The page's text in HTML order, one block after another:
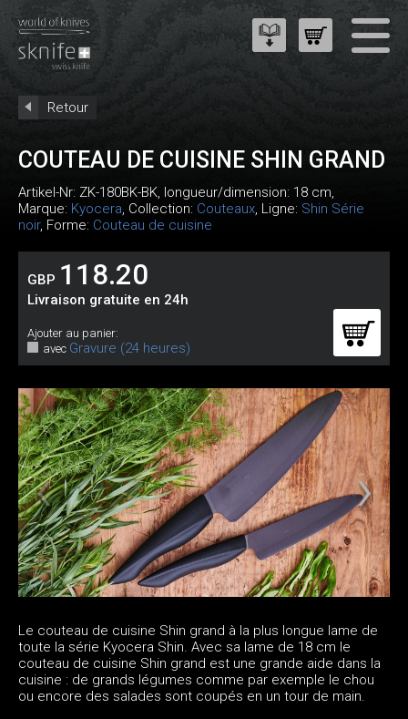
Retour
COUTEAU DE CUISINE SHIN GRAND
Artikel-Nr: ZK-180BK-BK, longueur/dimension: 18 cm,
Marque: Kyocera, Collection: Couteaux, Ligne: Shin Série
noir, Forme: Couteau de cuisine
GBP 118.20
Livraison gratuite en 24h
Ajouter au panier:
avec Gravure (24 heures)
Le couteau de cuisine Shin grand à la plus longue lame de
toute la série Kyocera Shin. Avec sa lame de 18 cm le
couteau de cuisine Shin grand est une grande aide dans la
cuisine : de grands légumes comme par exemple le chou
ou encore des salades sont coupés en un tour de main.